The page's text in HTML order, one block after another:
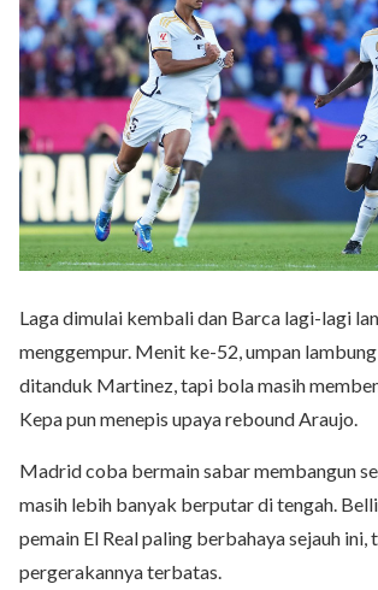
Laga dimulai kembali dan Barca lagi-lagi
menggempur. Menit ke-52, umpan
ditanduk Martinez, tapi bola masih
Kepa pun menepis upaya rebound Araujo.
Madrid coba bermain sabar membangun
masih lebih banyak berputar di tengah.
pemain El Real paling berbahaya sejauh ini,
pergerakannya terbatas.